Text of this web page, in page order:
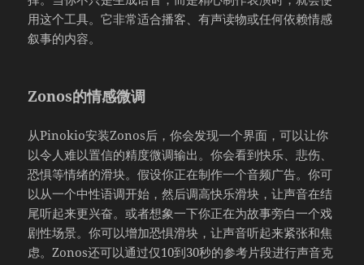
用这个工具。它非常适合播客、有声读物或任何依赖情感
叙事的内容。
Zonos的情感微调
从Pinokio安装Zonos后，你会发现一个界面，可以让你
以令人难以置信的精度微调输出。你会看到快乐、悲伤、
恐惧等情绪的滑块。假设你正在制作一个音频广告。你可
以从一个中性语调开始，然后调高快乐滑块，让声音在结
尾听起来更兴奋。或者想象一下你正在为故事旁白一个戏
剧性场景。你可以增加恐惧滑块，让声音听起来紧张和焦
虑。Zonos还可以通过仅10到30秒的参考片段进行声音克